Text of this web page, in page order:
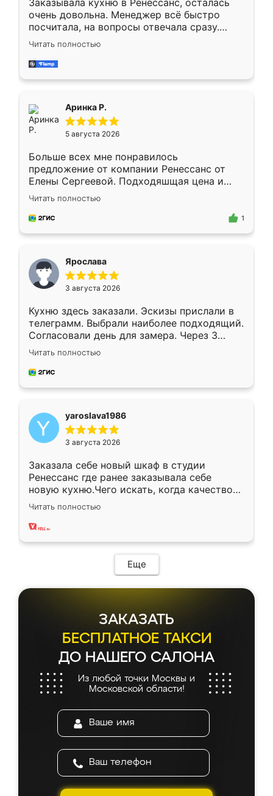
Заказывала кухню в Ренессанс, осталась
очень довольна. Менеджер всё быстро
посчитала, на вопросы отвечала сразу.
Замерщик приехал в субботу, подошёл к
делу со всей ответственностью. Собрали
за день, ребята работали аккуратно, даже
Читать полностью
Аринка Р.
5 августа 2026
Больше всех мне понравилось
предложение от компании Ренессанс от
Елены Сергеевой. Подходяшщая цена и
короткие сроки изготовления. Приехавший
для замера сотрудник Владислав
предложил по моему эскизу самый
Читать полностью
1
Ярослава
3 августа 2026
Кухню здесь заказали. Эскизы прислали в
телеграмм. Выбрали наиболее подходящий.
Согласовали день для замера. Через 3
недели кухня была уже готова. Остались
довольны работой. Спасибо Ренессанс
мебель за качественную работу!
Читать полностью
yaroslava1986
3 августа 2026
Заказала себе новый шкаф в студии
Ренессанс где ранее заказывала себе
новую кухню.Чего искать, когда качеством
вполне довольна. Служит кухня уже почти
два года, нареканий нет.
Читать полностью
Еще
ЗАКАЗАТЬ
БЕСПЛАТНОЕ ТАКСИ
ДО НАШЕГО САЛОНА
Из любой точки Москвы и
Московской области!